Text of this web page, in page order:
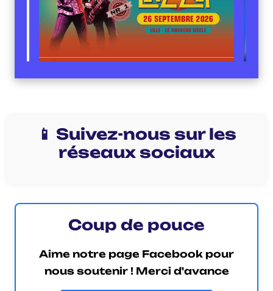
📱 Suivez-nous sur les
réseaux sociaux
Coup de pouce
Aime notre page Facebook pour
nous soutenir ! Merci d'avance